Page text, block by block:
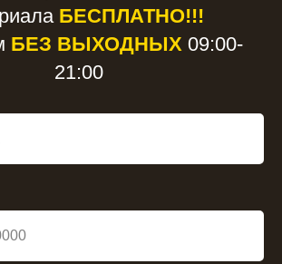
БЕСПЛАТНО!!!
БЕЗ ВЫХОДНЫХ 09:00-
21:00